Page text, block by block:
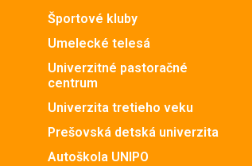
Športové kluby
Umelecké telesá
Univerzitné pastoračné
centrum
Univerzita tretieho veku
Prešovská detská univerzita
Autoškola UNIPO